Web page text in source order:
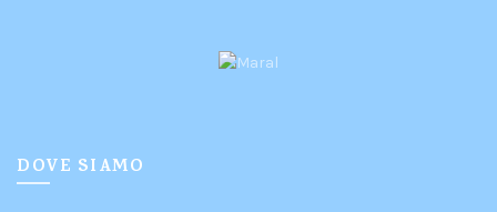
DOVE SIAMO